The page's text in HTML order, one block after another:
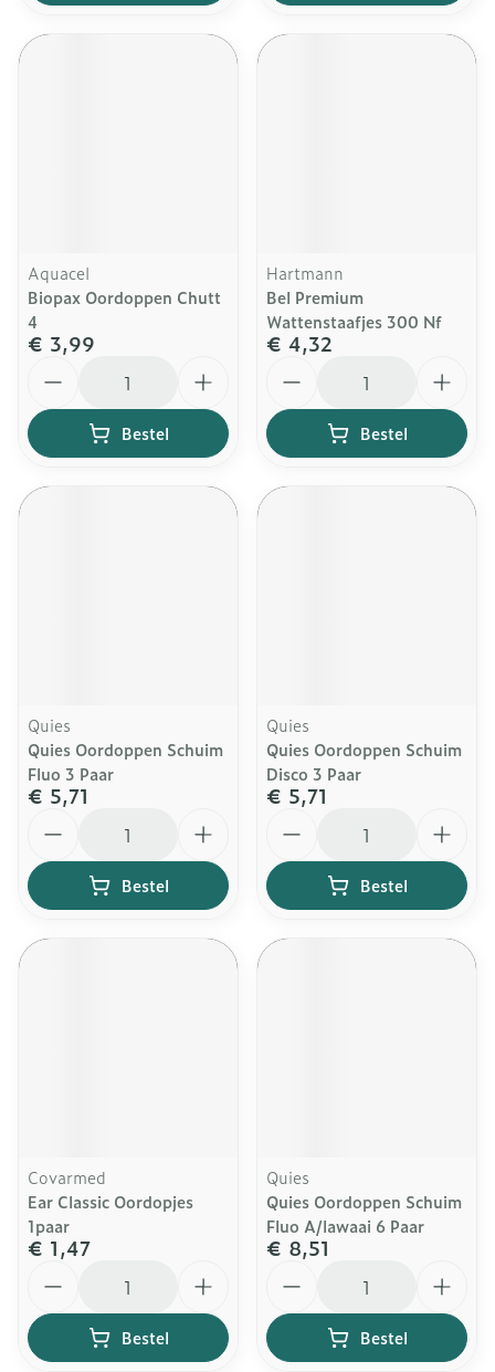
Aquacel
Biopax Oordoppen Chutt
4
€ 3,99
Bestel
Hartmann
Bel Premium
Wattenstaafjes 300 Nf
€ 4,32
Bestel
Quies
Quies Oordoppen Schuim
Fluo 3 Paar
€ 5,71
Bestel
Quies
Quies Oordoppen Schuim
Disco 3 Paar
€ 5,71
Bestel
Covarmed
Ear Classic Oordopjes
1paar
€ 1,47
Bestel
Quies
Quies Oordoppen Schuim
Fluo A/lawaai 6 Paar
€ 8,51
Bestel